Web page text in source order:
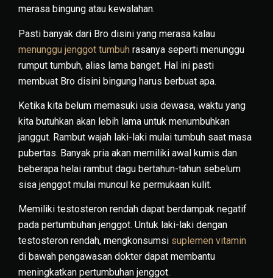
merasa bingung atau kewalahan.
Pasti banyak dari Bro disini yang merasa kalau
menunggu jenggot tumbuh rasanya seperti menunggu
rumput tumbuh, alias lama banget. Hal ini pasti
membuat Bro disini bingung harus berbuat apa.
Ketika kita belum memasuki usia dewasa, waktu yang
kita butuhkan akan lebih lama untuk menumbuhkan
janggut. Rambut wajah laki-laki mulai tumbuh saat masa
pubertas. Banyak pria akan memiliki awal kumis dan
beberapa helai rambut dagu bertahun-tahun sebelum
sisa jenggot mulai muncul ke permukaan kulit.
Memiliki testosteron rendah dapat berdampak negatif
pada pertumbuhan jenggot. Untuk laki-laki dengan
testosteron rendah, mengkonsumsi suplemen vitamin
di bawah pengawasan dokter dapat membantu
meningkatkan pertumbuhan jenggot.